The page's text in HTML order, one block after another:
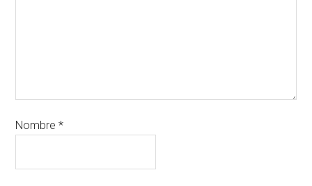
Nombre*